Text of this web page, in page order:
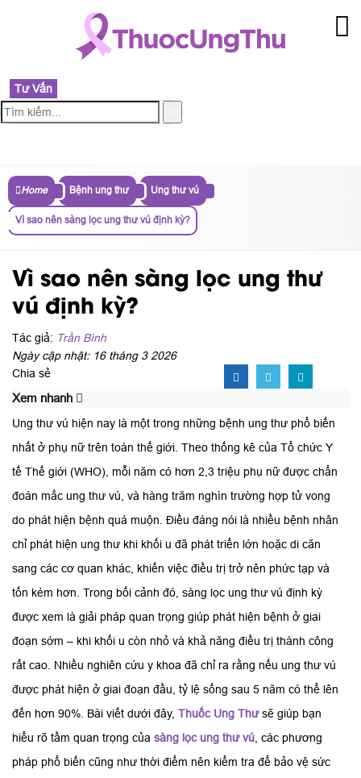
Tư Vấn
Home Bệnh ung thư Ung thư vú
Vì sao nên sàng lọc ung thư vú định kỳ?
Vì sao nên sàng lọc ung thư
vú định kỳ?
Tác giả: Trần Bình
Ngày cập nhật: 16 tháng 3 2026
Chia sẻ
Xem nhanh
Ung thư vú hiện nay là một trong những bệnh ung thư phổ biến
nhất ở phụ nữ trên toàn thế giới. Theo thống kê của Tổ chức Y
tế Thế giới (WHO), mỗi năm có hơn 2,3 triệu phụ nữ được chẩn
đoán mắc ung thư vú, và hàng trăm nghìn trường hợp tử vong
do phát hiện bệnh quá muộn. Điều đáng nói là nhiều bệnh nhân
chỉ phát hiện ung thư khi khối u đã phát triển lớn hoặc di căn
sang các cơ quan khác, khiến việc điều trị trở nên phức tạp và
tốn kém hơn. Trong bối cảnh đó, sàng lọc ung thư vú định kỳ
được xem là giải pháp quan trọng giúp phát hiện bệnh ở giai
đoạn sớm – khi khối u còn nhỏ và khả năng điều trị thành công
rất cao. Nhiều nghiên cứu y khoa đã chỉ ra rằng nếu ung thư vú
được phát hiện ở giai đoạn đầu, tỷ lệ sống sau 5 năm có thể lên
đến hơn 90%. Bài viết dưới đây, Thuốc Ung Thưsẽ giúp bạn
hiểu rõ tầm quan trọng của sàng lọc ung thư vú , các phương
pháp phổ biến cũng như thời điểm nên kiểm tra để bảo vệ sức